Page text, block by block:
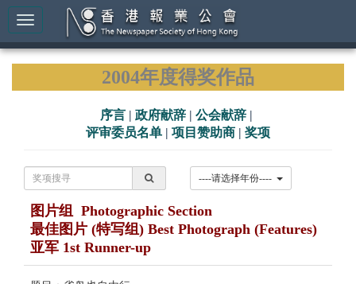
2004年度得奖作品
序言 | 政府献辞 | 公会献辞 |
评审委员名单 | 项目赞助商 | 奖项
图片组 Photographic Section
最佳图片 (特写组) Best Photograph (Features)
亚军 1st Runner-up